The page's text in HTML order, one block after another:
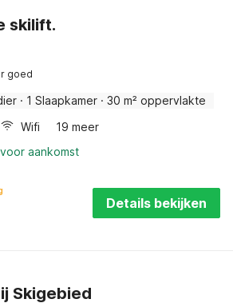
skilift.
goed
· 1 Slaapkamer · 30 m² oppervlakte
Wifi
19 meer
aankomst
Details bekijken
Skigebied